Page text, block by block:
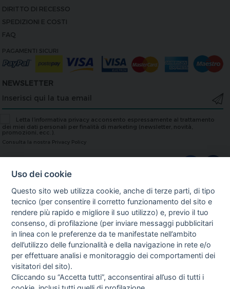
DIRITTO DI RECESSO
SPEDIZIONI E COSTI
FAQ
PAGAMENTI SICURI
NEWSLETTER
Letta l’informativa privacy acconsento espressamente al trattamento
dei miei dati personali per finalità di marketing (newsletter, novità,
promozioni, ecc.).
Consulta la nostra Privacy Policy
Ai sensi delle Nuove Linee guida del Ministero della Salute del 28/03/2013,
relative alla pubblicità; sanitaria concernente i dispositivi medici, dispositivi
medico-diagnostici in vitro e presidi medico chirurgici, si avvisa l'utente che le
informazioni ivi contenute sono esclusivamente rivolte agli operatori
professionali.
L'uso dei nomi di società, marca , modelli o qualsiasi altra parte di ricambio od
accessorio OEM è soltanto per riferimento alla corrispondente parte . Tutti i
nomi di società, marchi, prodotti cui si fa riferimento in questo sito sono
utilizzati solo a scopo identificativo e sono marchi registrati dei rispettivi
proprietari.
Tutti i prodotti esposti su questo sito ed aventi l materiali ed accessori per
apparecchiature elettromedicali - dispositivi medici nonchè tutti i contenuti del
Uso dei cookie
Questo sito web utilizza cookie, anche di terze parti, di tipo
tecnico (per consentire il corretto funzionamento del sito e
rendere più rapido e migliore il suo utilizzo) e, previo il tuo
consenso, di profilazione (per inviare messaggi pubblicitari
in linea con le preferenze da te manifestate nell’ambito
dell’utilizzo delle funzionalità e della navigazione in rete e/o
per effettuare analisi e monitoraggio dei comportamenti dei
visitatori del sito).
Cliccando su “Accetta tutti”, acconsentirai all’uso di tutti i